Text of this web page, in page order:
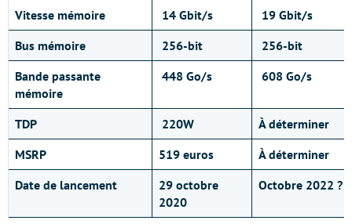
Vitesse mémoire
14 Gbit/s
19 Gbit/s
Bus mémoire
256-bit
256-bit
Bande passante
mémoire
448 Go/s 608 Go/s
TDP 220W
À déterminer
MSRP
519 euros
À déterminer
Date de lancement
29 octobre
2020
Octobre 2022 ?